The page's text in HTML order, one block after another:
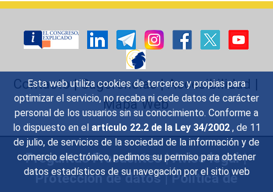
Esta web utiliza cookies de terceros y propias para
optimizar el servicio, no recaba ni cede datos de carácter
personal de los usuarios sin su conocimiento. Conforme a
lo dispuesto en el artículo 22.2 de la Ley 34/2002 , de 11
de julio, de servicios de la sociedad de la información y de
comercio electrónico, pedimos su permiso para obtener
datos estadísticos de su navegación por el sitio web
Contacto|Sugerencias|Accesibilidad |
Mapa Web
Preguntas Frecuentes|Aviso legal|
Protección de datos|Política de